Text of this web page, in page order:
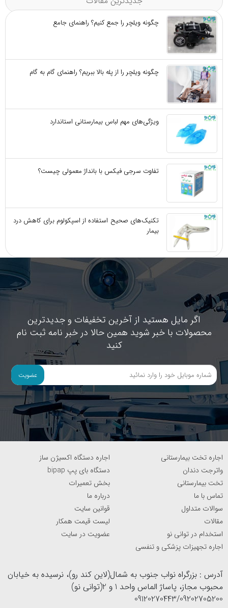
چگونه ویلچر را جمع کنیم؟ راهنمای جامع
چگونه ویلچر را از پله بالا ببریم؟ راهنمای گام به گام
ویژگی‌های مهم لباس بیمارستانی استاندارد
تفاوت سرجی‌ فیکس با بانداژ معمولی چیست؟
تکنیک‌های صحیح استفاده از اسپکولوم برای کاهش درد
بیمار
اگر مایل هستید از آخرین تخفیفات و جدیدترین
محصولات با خبر شوید همین حالا در خبر نامه ثبت نام
کنید
عضویت
اجاره تخت بیمارستانی
اجاره دستگاه اکسیژن ساز
واترجت دندان
دستگاه بای پپ bipap
تخت بیمارستانی
بخش تعمیرات
تماس با ما
درباره ما
سوالات متداول
قوانین سایت
مقالات
لیست قیمت همکار
استخدام در توانی نو
عضویت در سایت
اجاره تجهیزات پزشکی و تنفسی
آدرس : بزرگراه نواب جنوب به شمال(لاین کند رو)، نرسیده به خیابان
محبوب مجاز، پاساژ الماس واحد 1 و 2(توانی نو)
09120270443/09202705200